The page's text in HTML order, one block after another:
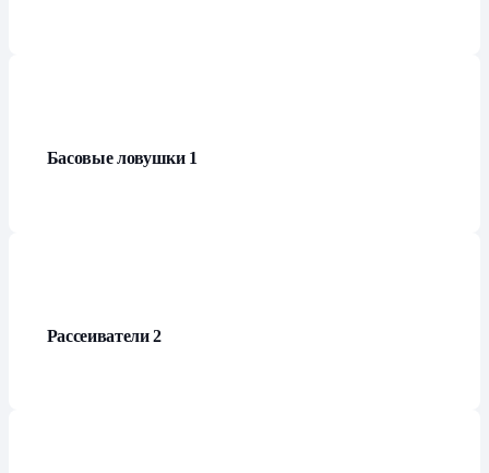
Басовые ловушки 1
Рассеиватели2